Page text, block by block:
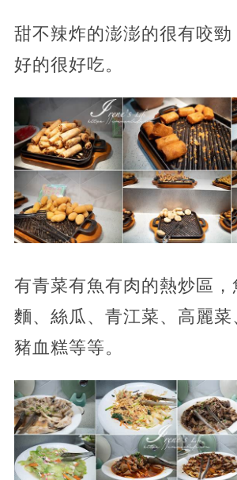
甜不辣炸的澎澎的很有咬
好的很好吃。
有青菜有魚有肉的熱炒區
麵、絲瓜、青江菜、高麗菜
豬血糕等等。